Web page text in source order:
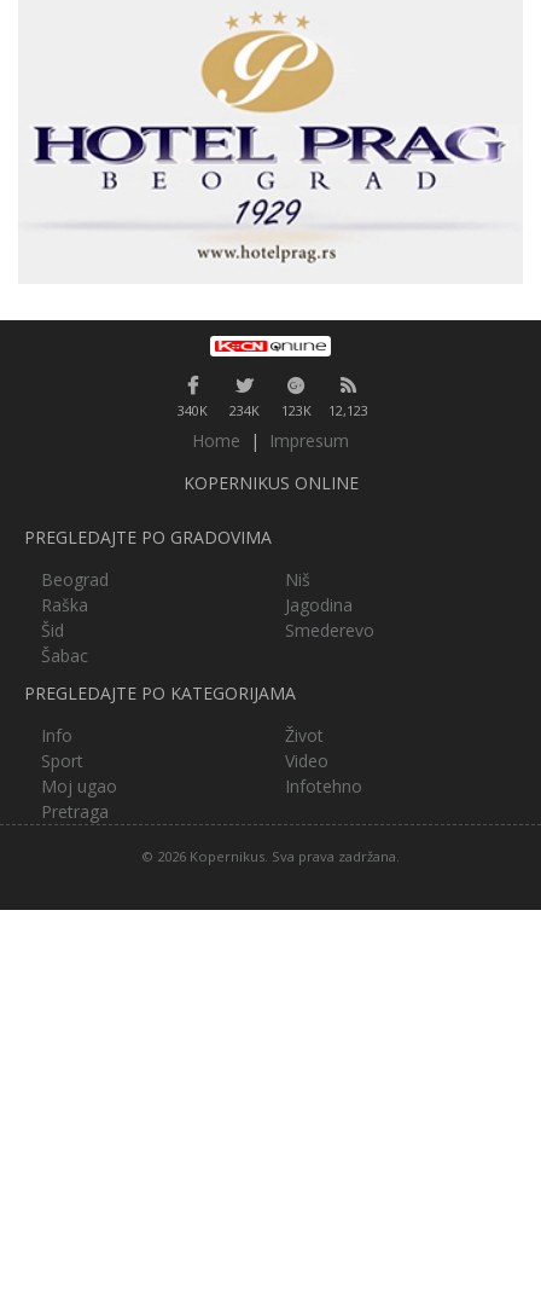
340K 234K 123K 12,123
Home |
Impresum
KOPERNIKUS ONLINE
PREGLEDAJTE PO GRADOVIMA
Beograd
Niš
Raška
Jagodina
Šid
Smederevo
Šabac
PREGLEDAJTE PO KATEGORIJAMA
Info
Život
Sport
Video
Moj ugao
Infotehno
Pretraga
© 2026 Kopernikus. Sva prava zadržana.